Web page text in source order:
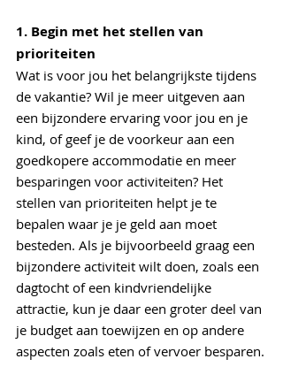
1. Begin met het stellen van
prioriteiten
Wat is voor jou het belangrijkste tijdens
de vakantie? Wil je meer uitgeven aan
een bijzondere ervaring voor jou en je
kind, of geef je de voorkeur aan een
goedkopere accommodatie en meer
besparingen voor activiteiten? Het
stellen van prioriteiten helpt je te
bepalen waar je je geld aan moet
besteden. Als je bijvoorbeeld graag een
bijzondere activiteit wilt doen, zoals een
dagtocht of een kindvriendelijke
attractie, kun je daar een groter deel van
je budget aan toewijzen en op andere
aspecten zoals eten of vervoer besparen.